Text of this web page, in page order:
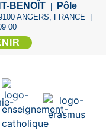
BENOÎT
Pôle
ANGERS, FRANCE |
00